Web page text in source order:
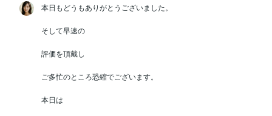
本日もどうもありがとうございました。
そして早速の
評価を頂戴し
ご多忙のところ恐縮でございます。
本日は